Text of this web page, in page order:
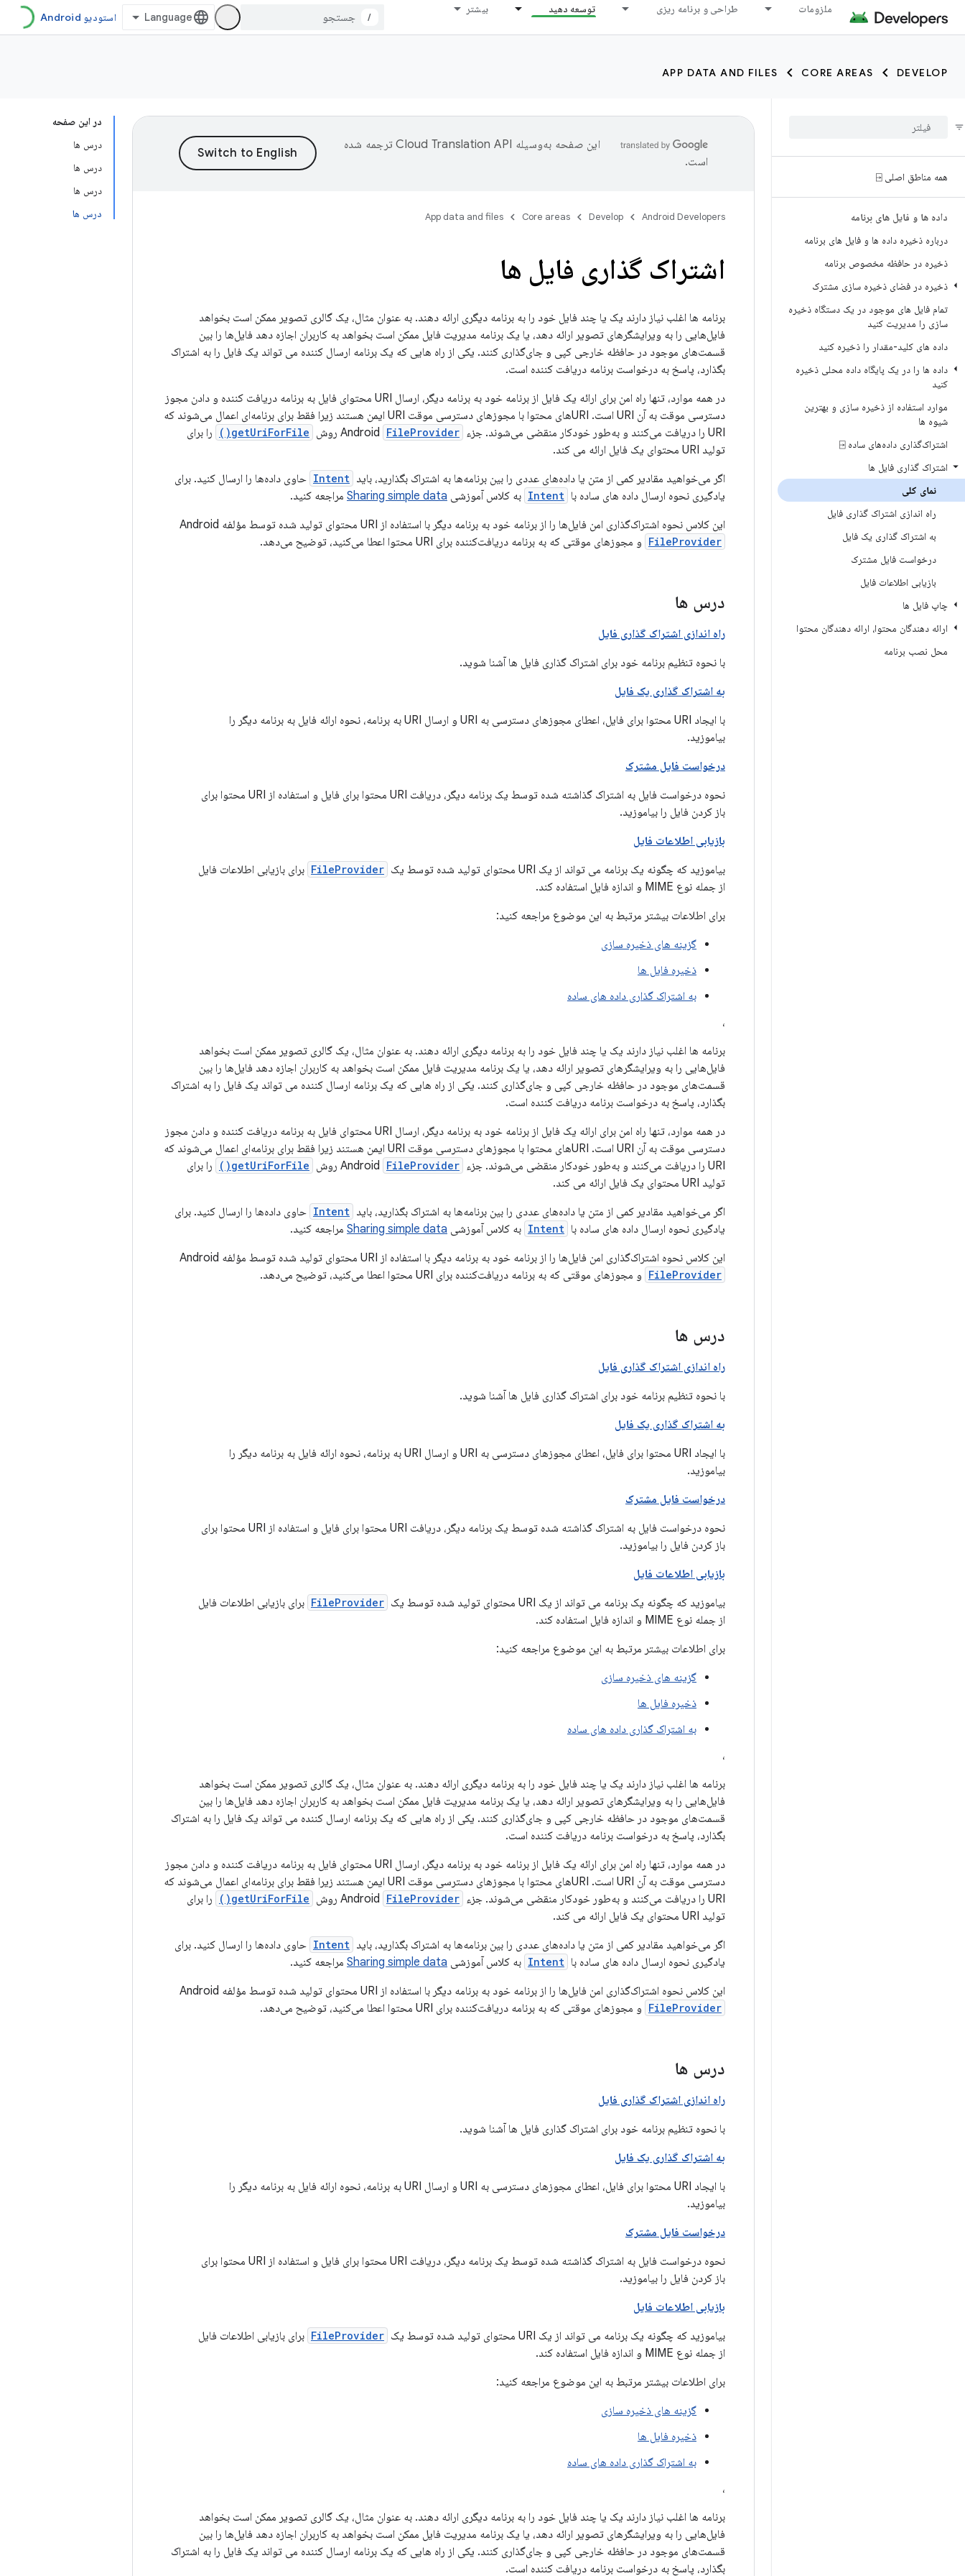
ملزومات طراحی و برنامه ریزی توسعه دهید بیشتر
/ استودیو Android
DEVELOP
CORE AREAS
APP DATA AND FILES
همه مناطق اصلی ⍈
داده ها و فایل های برنامه
درباره ذخیره داده ها و فایل های برنامه
ذخیره در حافظه مخصوص برنامه
ذخیره در فضای ذخیره سازی مشترک
تمام فایل های موجود در یک دستگاه ذخیره
سازی را مدیریت کنید
داده های کلید-مقدار را ذخیره کنید
داده ها را در یک پایگاه داده محلی ذخیره
کنید
موارد استفاده از ذخیره سازی و بهترین
شیوه ها
اشتراک‌گذاری داده‌های ساده ⍈
اشتراک گذاری فایل ها
نمای کلی
راه اندازی اشتراک گذاری فایل
به اشتراک گذاری یک فایل
درخواست فایل مشترک
بازیابی اطلاعات فایل
چاپ فایل ها
ارائه دهندگان محتوا، ارائه دهندگان محتوا
محل نصب برنامه
در این صفحه
درس ها
درس ها
درس ها
درس ها
این صفحه به‌وسیله
ترجمه شده
است.
Android Developers
Develop
Core areas
App data and files
اشتراک گذاری فایل ها
برنامه ها اغلب نیاز دارند یک یا چند فایل خود را به برنامه دیگری ارائه دهند. به عنوان مثال، یک گالری تصویر ممکن است بخواهد
فایل‌هایی را به ویرایشگرهای تصویر ارائه دهد، یا یک برنامه مدیریت فایل ممکن است بخواهد به کاربران اجازه دهد فایل‌ها را بین
قسمت‌های موجود در حافظه خارجی کپی و جای‌گذاری کنند. یکی از راه هایی که یک برنامه ارسال کننده می تواند یک فایل را به اشتراک
بگذارد، پاسخ به درخواست برنامه دریافت کننده است.
در همه موارد، تنها راه امن برای ارائه یک فایل از برنامه خود به برنامه دیگر، ارسال URI محتوای فایل به برنامه دریافت کننده و دادن مجوز
دسترسی موقت به آن URI است. URIهای محتوا با مجوزهای دسترسی موقت URI ایمن هستند زیرا فقط برای برنامه‌ای اعمال می‌شوند که
URI را دریافت می‌کنند و به‌طور خودکار منقضی می‌شوند. جزء Android
FileProvider روش getUriForFile()
را برای
تولید URI محتوای یک فایل ارائه می کند.
اگر می‌خواهید مقادیر کمی از متن یا داده‌های عددی را بین برنامه‌ها به اشتراک بگذارید، باید Intent حاوی داده‌ها را ارسال کنید. برای
یادگیری نحوه ارسال داده های ساده با Intent به کلاس آموزشی Sharing simple data مراجعه کنید.
این کلاس نحوه اشتراک‌گذاری امن فایل‌ها را از برنامه خود به برنامه دیگر با استفاده از URI محتوای تولید شده توسط مؤلفه Android
FileProvider و مجوزهای موقتی که به برنامه دریافت‌کننده برای URI محتوا اعطا می‌کنید، توضیح می‌دهد.
درس ها
راه اندازی اشتراک گذاری فایل
با نحوه تنظیم برنامه خود برای اشتراک گذاری فایل ها آشنا شوید.
به اشتراک گذاری یک فایل
با ایجاد URI محتوا برای فایل، اعطای مجوزهای دسترسی به URI و ارسال URI به برنامه، نحوه ارائه فایل به برنامه دیگر را
بیاموزید.
درخواست فایل مشترک
نحوه درخواست فایل به اشتراک گذاشته شده توسط یک برنامه دیگر، دریافت URI محتوا برای فایل و استفاده از URI محتوا برای
باز کردن فایل را بیاموزید.
بازیابی اطلاعات فایل
بیاموزید که چگونه یک برنامه می تواند از یک URI محتوای تولید شده توسط یک
FileProvider برای بازیابی اطلاعات فایل
از جمله نوع MIME و اندازه فایل استفاده کند.
برای اطلاعات بیشتر مرتبط به این موضوع مراجعه کنید:
گزینه های ذخیره سازی
ذخیره فایل ها
به اشتراک گذاری داده های ساده
،
برنامه ها اغلب نیاز دارند یک یا چند فایل خود را به برنامه دیگری ارائه دهند. به عنوان مثال، یک گالری تصویر ممکن است بخواهد
فایل‌هایی را به ویرایشگرهای تصویر ارائه دهد، یا یک برنامه مدیریت فایل ممکن است بخواهد به کاربران اجازه دهد فایل‌ها را بین
قسمت‌های موجود در حافظه خارجی کپی و جای‌گذاری کنند. یکی از راه هایی که یک برنامه ارسال کننده می تواند یک فایل را به اشتراک
بگذارد، پاسخ به درخواست برنامه دریافت کننده است.
در همه موارد، تنها راه امن برای ارائه یک فایل از برنامه خود به برنامه دیگر، ارسال URI محتوای فایل به برنامه دریافت کننده و دادن مجوز
دسترسی موقت به آن URI است. URIهای محتوا با مجوزهای دسترسی موقت URI ایمن هستند زیرا فقط برای برنامه‌ای اعمال می‌شوند که
URI را دریافت می‌کنند و به‌طور خودکار منقضی می‌شوند. جزء Android
FileProvider روش getUriForFile()
را برای
تولید URI محتوای یک فایل ارائه می کند.
اگر می‌خواهید مقادیر کمی از متن یا داده‌های عددی را بین برنامه‌ها به اشتراک بگذارید، باید Intent حاوی داده‌ها را ارسال کنید. برای
یادگیری نحوه ارسال داده های ساده با Intent به کلاس آموزشی Sharing simple data مراجعه کنید.
این کلاس نحوه اشتراک‌گذاری امن فایل‌ها را از برنامه خود به برنامه دیگر با استفاده از URI محتوای تولید شده توسط مؤلفه Android
FileProvider و مجوزهای موقتی که به برنامه دریافت‌کننده برای URI محتوا اعطا می‌کنید، توضیح می‌دهد.
درس ها
راه اندازی اشتراک گذاری فایل
با نحوه تنظیم برنامه خود برای اشتراک گذاری فایل ها آشنا شوید.
به اشتراک گذاری یک فایل
با ایجاد URI محتوا برای فایل، اعطای مجوزهای دسترسی به URI و ارسال URI به برنامه، نحوه ارائه فایل به برنامه دیگر را
بیاموزید.
درخواست فایل مشترک
نحوه درخواست فایل به اشتراک گذاشته شده توسط یک برنامه دیگر، دریافت URI محتوا برای فایل و استفاده از URI محتوا برای
باز کردن فایل را بیاموزید.
بازیابی اطلاعات فایل
بیاموزید که چگونه یک برنامه می تواند از یک URI محتوای تولید شده توسط یک
FileProvider برای بازیابی اطلاعات فایل
از جمله نوع MIME و اندازه فایل استفاده کند.
برای اطلاعات بیشتر مرتبط به این موضوع مراجعه کنید:
گزینه های ذخیره سازی
ذخیره فایل ها
به اشتراک گذاری داده های ساده
،
برنامه ها اغلب نیاز دارند یک یا چند فایل خود را به برنامه دیگری ارائه دهند. به عنوان مثال، یک گالری تصویر ممکن است بخواهد
فایل‌هایی را به ویرایشگرهای تصویر ارائه دهد، یا یک برنامه مدیریت فایل ممکن است بخواهد به کاربران اجازه دهد فایل‌ها را بین
قسمت‌های موجود در حافظه خارجی کپی و جای‌گذاری کنند. یکی از راه هایی که یک برنامه ارسال کننده می تواند یک فایل را به اشتراک
بگذارد، پاسخ به درخواست برنامه دریافت کننده است.
در همه موارد، تنها راه امن برای ارائه یک فایل از برنامه خود به برنامه دیگر، ارسال URI محتوای فایل به برنامه دریافت کننده و دادن مجوز
دسترسی موقت به آن URI است. URIهای محتوا با مجوزهای دسترسی موقت URI ایمن هستند زیرا فقط برای برنامه‌ای اعمال می‌شوند که
URI را دریافت می‌کنند و به‌طور خودکار منقضی می‌شوند. جزء Android
FileProvider روش getUriForFile()
را برای
تولید URI محتوای یک فایل ارائه می کند.
اگر می‌خواهید مقادیر کمی از متن یا داده‌های عددی را بین برنامه‌ها به اشتراک بگذارید، باید Intent حاوی داده‌ها را ارسال کنید. برای
یادگیری نحوه ارسال داده های ساده با Intent به کلاس آموزشی Sharing simple data مراجعه کنید.
این کلاس نحوه اشتراک‌گذاری امن فایل‌ها را از برنامه خود به برنامه دیگر با استفاده از URI محتوای تولید شده توسط مؤلفه Android
FileProvider و مجوزهای موقتی که به برنامه دریافت‌کننده برای URI محتوا اعطا می‌کنید، توضیح می‌دهد.
درس ها
راه اندازی اشتراک گذاری فایل
با نحوه تنظیم برنامه خود برای اشتراک گذاری فایل ها آشنا شوید.
به اشتراک گذاری یک فایل
با ایجاد URI محتوا برای فایل، اعطای مجوزهای دسترسی به URI و ارسال URI به برنامه، نحوه ارائه فایل به برنامه دیگر را
بیاموزید.
درخواست فایل مشترک
نحوه درخواست فایل به اشتراک گذاشته شده توسط یک برنامه دیگر، دریافت URI محتوا برای فایل و استفاده از URI محتوا برای
باز کردن فایل را بیاموزید.
بازیابی اطلاعات فایل
بیاموزید که چگونه یک برنامه می تواند از یک URI محتوای تولید شده توسط یک
FileProvider برای بازیابی اطلاعات فایل
از جمله نوع MIME و اندازه فایل استفاده کند.
برای اطلاعات بیشتر مرتبط به این موضوع مراجعه کنید:
گزینه های ذخیره سازی
ذخیره فایل ها
به اشتراک گذاری داده های ساده
،
برنامه ها اغلب نیاز دارند یک یا چند فایل خود را به برنامه دیگری ارائه دهند. به عنوان مثال، یک گالری تصویر ممکن است بخواهد
فایل‌هایی را به ویرایشگرهای تصویر ارائه دهد، یا یک برنامه مدیریت فایل ممکن است بخواهد به کاربران اجازه دهد فایل‌ها را بین
قسمت‌های موجود در حافظه خارجی کپی و جای‌گذاری کنند. یکی از راه هایی که یک برنامه ارسال کننده می تواند یک فایل را به اشتراک
بگذارد، پاسخ به درخواست برنامه دریافت کننده است.